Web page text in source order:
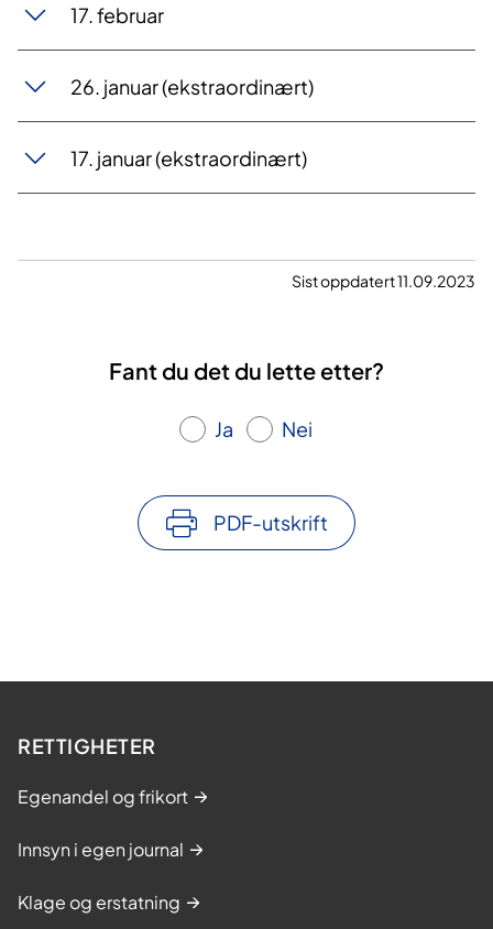
17. febru​​ar
26. janua​​r (ekstraordinært)
17. januar (ekstr​​aordinært)
Sist oppdatert 11.09.2023
Fant du det du lette etter?
Ja Nei
PDF-utskrift
RETTIGHETER
Egenandel og frikort
Innsyn i egen journal
Klage og erstatning